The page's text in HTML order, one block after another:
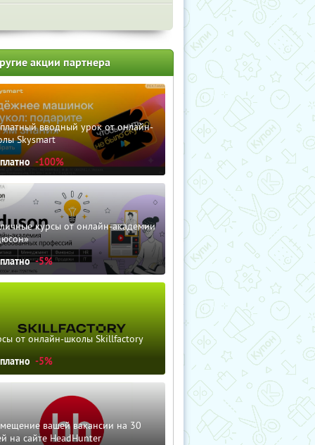
акции партнера
вводный урок от онлайн-
Skysmart
-100%
курсы от онлайн-академии
-5%
от онлайн-школы Skillfactory
-5%
вашей вакансии на 30
на сайте HeadHunter